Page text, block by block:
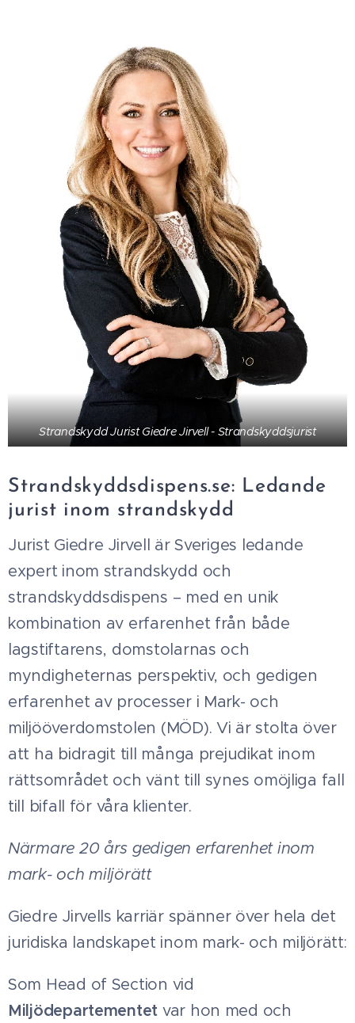
Strandskydd Jurist Giedre Jirvell - Strandskyddsjurist
Strandskyddsdispens.se: Ledande
jurist inom strandskydd
Jurist Giedre Jirvell är Sveriges ledande
expert inom strandskydd och
strandskyddsdispens – med en unik
kombination av erfarenhet från både
lagstiftarens, domstolarnas och
myndigheternas perspektiv, och gedigen
erfarenhet av processer i Mark- och
miljööverdomstolen (MÖD). Vi är stolta över
att ha bidragit till många prejudikat inom
rättsområdet och vänt till synes omöjliga fall
till bifall för våra klienter.
Närmare 20 års gedigen erfarenhet inom
mark- och miljörätt
Giedre Jirvells karriär spänner över hela det
juridiska landskapet inom mark- och miljörätt:
Som Head of Section vid
Miljödepartementet var hon med och